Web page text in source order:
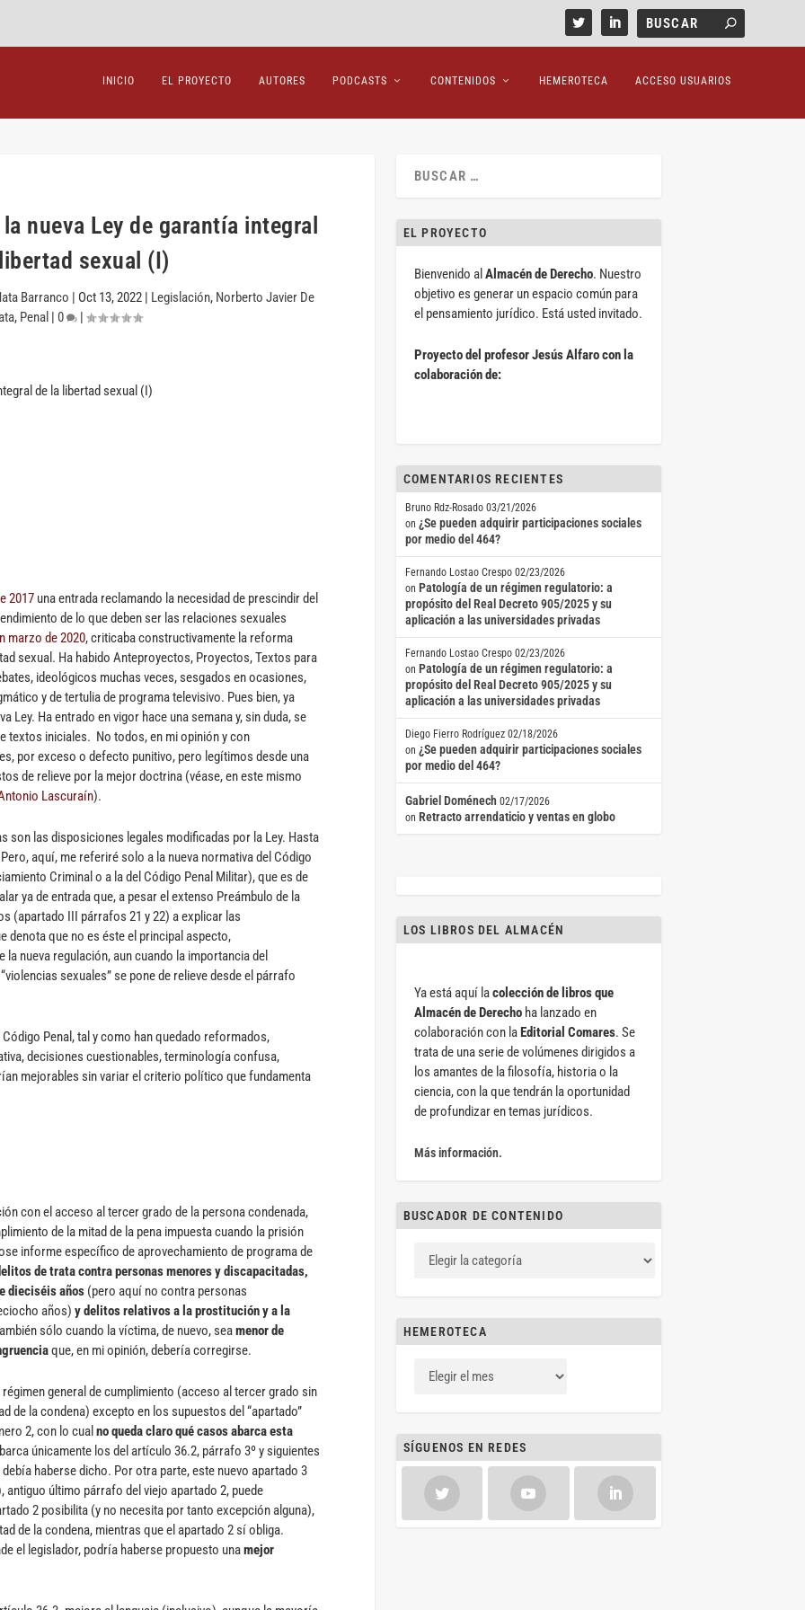
INICIO EL PROYECTO AUTORES PODCASTS CONTENIDOS HEMEROTECA ACCESO USUARIOS
nueva Ley de garantía integral
sexual (I)
Barranco | Oct 13, 2022 | Legislación, Norberto Javier De
, Penal |0 |
2017 una entrada reclamando la necesidad de prescindir del
de lo que deben ser las relaciones sexuales
marzo de 2020, criticaba constructivamente la reforma
sexual. Ha habido Anteproyectos, Proyectos, Textos para
ideológicos muchas veces, sesgados en ocasiones,
y de tertulia de programa televisivo. Pues bien, ya
Ley. Ha entrado en vigor hace una semana y, sin duda, se
textos iniciales. No todos, en mi opinión y con
por exceso o defecto punitivo, pero legítimos desde una
de relieve por la mejor doctrina (véase, en este mismo
Lascuraín).
son las disposiciones legales modificadas por la Ley. Hasta
aquí, me referiré solo a la nueva normativa del Código
Criminal o a la del Código Penal Militar), que es de
ya de entrada que, a pesar el extenso Preámbulo de la
(apartado III párrafos 21 y 22) a explicar las
denota que no es éste el principal aspecto,
nueva regulación, aun cuando la importancia del
sexuales” se pone de relieve desde el párrafo
Penal, tal y como han quedado reformados,
decisiones cuestionables, terminología confusa,
mejorables sin variar el criterio político que fundamenta
con el acceso al tercer grado de la persona condenada,
de la mitad de la pena impuesta cuando la prisión
informe específico de aprovechamiento de programa de
de trata contra personas menores y discapacitadas,
dieciséis años (pero aquí no contra personas
años) y delitos relativos a la prostitución y a la
sólo cuando la víctima, de nuevo, seamenor de
que, en mi opinión, debería corregirse.
general de cumplimiento (acceso al tercer grado sin
de la condena) excepto en los supuestos del “apartado”
2, con lo cual no queda claro qué casos abarca esta
únicamente los del artículo 36.2, párrafo 3º y siguientes
haberse dicho. Por otra parte, este nuevo apartado 3
antiguo último párrafo del viejo apartado 2, puede
2 posibilita (y no necesita por tanto excepción alguna),
de la condena, mientras que el apartado 2 sí obliga.
el legislador, podría haberse propuesto unamejor
EL PROYECTO
Bienvenido al Almacén de Derecho. Nuestro
objetivo es generar un espacio común para
el pensamiento jurídico. Está usted invitado.
Proyecto del profesor Jesús Alfaro con la
colaboración de:
COMENTARIOS RECIENTES
Bruno Rdz-Rosado 03/21/2026
on ¿Se pueden adquirir participaciones sociales
por medio del 464?
Fernando Lostao Crespo 02/23/2026
on Patología de un régimen regulatorio: a
propósito del Real Decreto 905/2025 y su
aplicación a las universidades privadas
Fernando Lostao Crespo 02/23/2026
on Patología de un régimen regulatorio: a
propósito del Real Decreto 905/2025 y su
aplicación a las universidades privadas
Diego Fierro Rodríguez 02/18/2026
on ¿Se pueden adquirir participaciones sociales
por medio del 464?
Gabriel Doménech 02/17/2026
on Retracto arrendaticio y ventas en globo
LOS LIBROS DEL ALMACÉN
Ya está aquí lacolección de libros que
Almacén de Derechoha lanzado en
colaboración con laEditorial Comares. Se
trata de una serie de volúmenes dirigidos a
los amantes de la filosofía, historia o la
ciencia, con la que tendrán la oportunidad
de profundizar en temas jurídicos.
Más información.
BUSCADOR DE CONTENIDO
HEMEROTECA
SÍGUENOS EN REDES